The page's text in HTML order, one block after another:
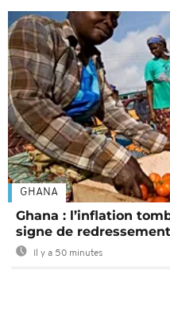
GHANA
Ghana : l’inflation
signe de
Il y a 50 minutes